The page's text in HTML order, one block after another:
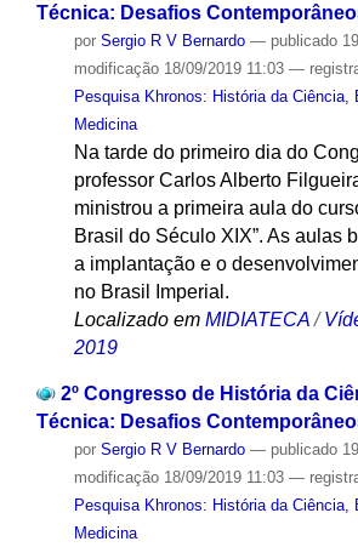
Técnica: Desafios
por Sergio R V Bernardo — publicado
modificação18/09/2019 11:03 —
Pesquisa Khronos: História da Ciência,
Medicina
Na tarde do primeiro dia do
professor Carlos Alberto
ministrou a primeira aula do
Brasil do Século XIX”. As aulas
a implantação e o
no Brasil Imperial.
Localizado em MIDIATECA /
2019
2º Congresso de História da
Técnica: Desafios
por Sergio R V Bernardo — publicado
modificação18/09/2019 11:03 —
Pesquisa Khronos: História da Ciência,
Medicina